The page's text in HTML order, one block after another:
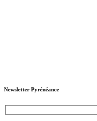
Newsletter Pyrénéance